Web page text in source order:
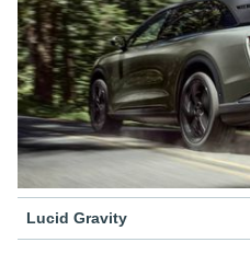
Lucid Gravity